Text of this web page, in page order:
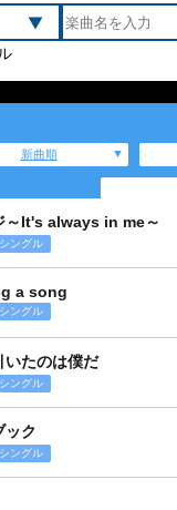
新曲順
～It's always in me～
シングル
a song
シングル
いたのは僕だ
シングル
ック
シングル